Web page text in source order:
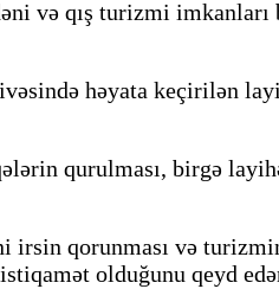
və qış turizmi imkanları
həyata keçirilən
qurulması, birgə
qorunması və
olduğunu qeyd